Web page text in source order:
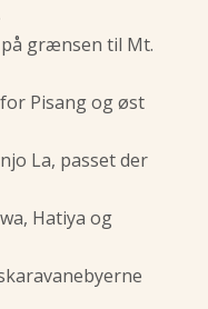
grænsen til Mt.
Pisang og øst
La, passet der
Hatiya og